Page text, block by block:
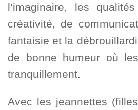
l’imaginaire, les
créativité, de
fantaisie et la
de bonne humeur où
tranquillement.
Avec les jeannettes